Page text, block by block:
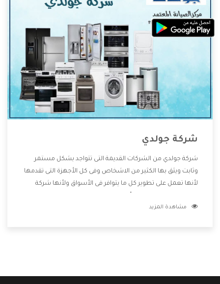
شركة جولدي
شركة جولدي من الشركات القديمة التى تتواجد بشكل مستمر
وثابت ويثق بها الكثير من الاشخاص وفى كل الأجهزة التى تقدمها
لأنها تعمل على تطوير كل ما يتوافر فى الأسواق ولأنها شركة
وتقدم للعملاء أقوى العروض والخصومات التى تسهل على
مشاهدة المزيد